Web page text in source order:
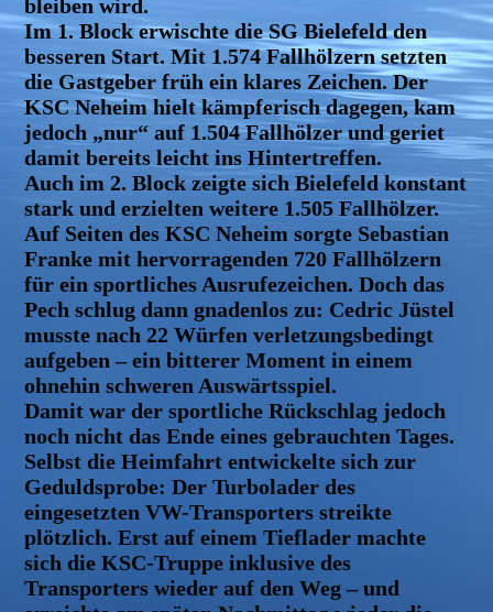
bleiben wird.
Im 1. Block erwischte die SG Bielefeld den
besseren Start. Mit 1.574 Fallhölzern setzten
die Gastgeber früh ein klares Zeichen. Der
KSC Neheim hielt kämpferisch dagegen, kam
jedoch „nur“ auf 1.504 Fallhölzer und geriet
damit bereits leicht ins Hintertreffen.
Auch im 2. Block zeigte sich Bielefeld konstant
stark und erzielten weitere 1.505 Fallhölzer.
Auf Seiten des KSC Neheim sorgte Sebastian
Franke mit hervorragenden 720 Fallhölzern
für ein sportliches Ausrufezeichen. Doch das
Pech schlug dann gnadenlos zu: Cedric Jüstel
musste nach 22 Würfen verletzungsbedingt
aufgeben – ein bitterer Moment in einem
ohnehin schweren Auswärtsspiel.
Damit war der sportliche Rückschlag jedoch
noch nicht das Ende eines gebrauchten Tages.
Selbst die Heimfahrt entwickelte sich zur
Geduldsprobe: Der Turbolader des
eingesetzten VW-Transporters streikte
plötzlich. Erst auf einem Tieflader machte
sich die KSC-Truppe inklusive des
Transporters wieder auf den Weg – und